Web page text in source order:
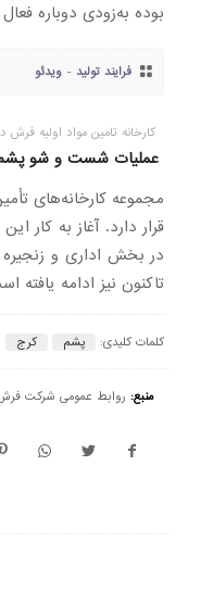
بوده به‌زودی دوباره
فرایند تولید- ویدئو
کارخانه تامین مواد اولیه فرش
عملیات شست و شو
مجموعه کارخانه‌های
در بخش اداری و
تاکنون نیز ادامه یافته
کلمات کلیدی: پشم کرج
منبع: روابط عمومی شرکت فرش